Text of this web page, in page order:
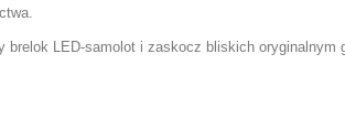
brelok LED-samolot i zaskocz bliskich oryginalnym